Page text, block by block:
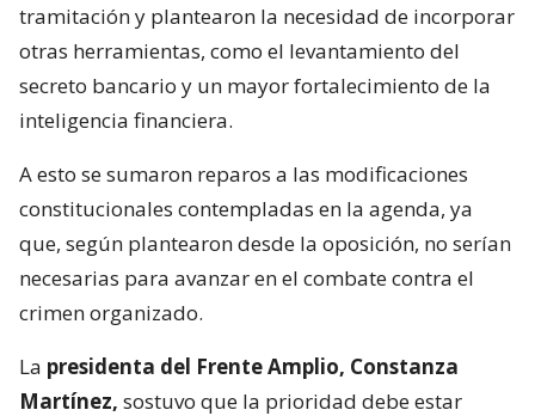
tramitación y plantearon la necesidad de incorporar
otras herramientas, como el levantamiento del
secreto bancario y un mayor fortalecimiento de la
inteligencia financiera.
A esto se sumaron reparos a las modificaciones
constitucionales contempladas en la agenda, ya
que, según plantearon desde la oposición, no serían
necesarias para avanzar en el combate contra el
crimen organizado.
La presidenta del Frente Amplio, Constanza
Martínez, sostuvo que la prioridad debe estar